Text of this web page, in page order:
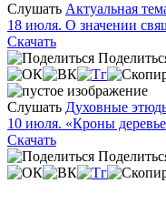
Слушать Актуальная
18 июля. О значении
Скачать
Слушать Духовные
10 июля. «Кроны
Скачать